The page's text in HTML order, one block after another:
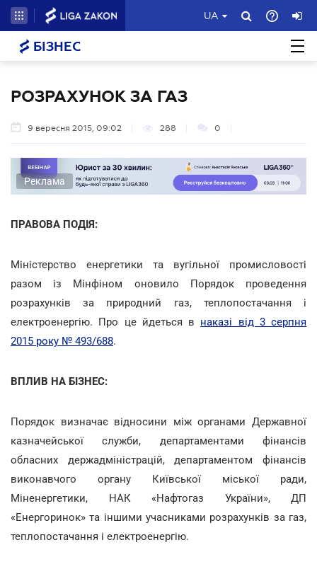
UA
БІЗНЕС
РОЗРАХУНОК ЗА ГАЗ
9 вересня 2015, 09:02 288 0
Реклама
ПРАВОВА ПОДІЯ:
Міністерство енергетики та вугільної промисловості
разом із Мінфіном оновило Порядок проведення
розрахунків за природний газ, теплопостачання і
електроенергію. Про це йдеться в наказі від 3 серпня
2015 року № 493/688.
ВПЛИВ НА БІЗНЕС:
Порядок визначає відносини між органами Державної
казначейської служби, департаментами фінансів
обласних держадміністрацій, департаментом фінансів
виконавчого органу Київської міської ради,
Міненергетики, НАК «Нафтогаз України», ДП
«Енергоринок» та іншими учасниками розрахунків за газ,
теплопостачання і електроенергію.